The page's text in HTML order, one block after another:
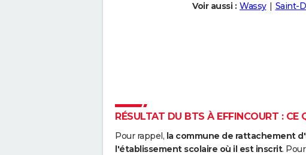
Voir aussi : Wassy Saint-
RÉSULTAT DU BTS À EFFINCOURT : CE
Pour rappel, la commune de rattachement
l'établissement scolaire où il est inscrit.